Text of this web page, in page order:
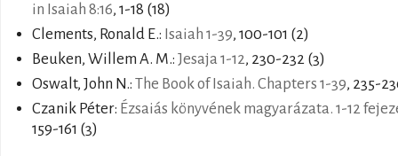
in Isaiah 8:16, 1-18 (18)
Clements, Ronald E.: Isaiah 1-39, 100-101 (2)
Beuken, Willem A. M.: Jesaja 1-12, 230-232 (3)
Oswalt, John N.: The Book of Isaiah. Chapters 1-39, 235-
Czanik Péter: Ézsaiás könyvének magyarázata. 1-12
159-161 (3)